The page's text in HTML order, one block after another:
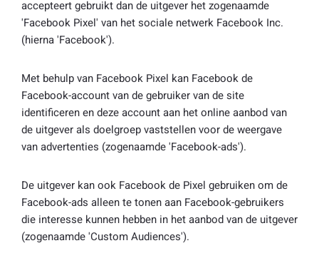
accepteert gebruikt dan de uitgever het zogenaamde
'Facebook Pixel' van het sociale netwerk Facebook Inc.
(hierna 'Facebook').
Met behulp van Facebook Pixel kan Facebook de
Facebook-account van de gebruiker van de site
identificeren en deze account aan het online aanbod van
de uitgever als doelgroep vaststellen voor de weergave
van advertenties (zogenaamde 'Facebook-ads').
De uitgever kan ook Facebook de Pixel gebruiken om de
Facebook-ads alleen te tonen aan Facebook-gebruikers
die interesse kunnen hebben in het aanbod van de uitgever
(zogenaamde 'Custom Audiences').